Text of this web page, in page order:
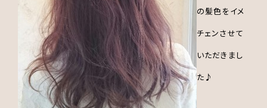
の髪色をイメ
チェンさせて
いただきまし
た♪